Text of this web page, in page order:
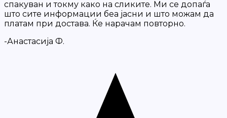
спакуван и токму како на сликите. Ми се допаѓа
што сите информации беа јасни и што можам да
платам при достава. Ќе нарачам повторно.
-Анастасија Ф.